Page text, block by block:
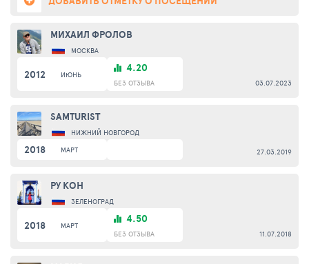
МИХАИЛ ФРОЛОВ
МОСКВА
2012 ИЮНЬ 4.20
БЕЗ ОТЗЫВА 03.07.2023
SAMTURIST
НИЖНИЙ НОВГОРОД
2018 МАРТ 27.03.2019
РУ КОН
ЗЕЛЕНОГРАД
2018 МАРТ 4.50
БЕЗ ОТЗЫВА 11.07.2018